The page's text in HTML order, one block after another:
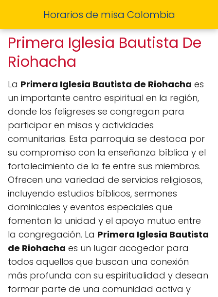
Horarios de misa Colombia
Primera Iglesia Bautista De
Riohacha
La Primera Iglesia Bautista de Riohacha es
un importante centro espiritual en la región,
donde los feligreses se congregan para
participar en misas y actividades
comunitarias. Esta parroquia se destaca por
su compromiso con la enseñanza bíblica y el
fortalecimiento de la fe entre sus miembros.
Ofrecen una variedad de servicios religiosos,
incluyendo estudios bíblicos, sermones
dominicales y eventos especiales que
fomentan la unidad y el apoyo mutuo entre
la congregación. La Primera Iglesia Bautista
de Riohacha es un lugar acogedor para
todos aquellos que buscan una conexión
más profunda con su espiritualidad y desean
formar parte de una comunidad activa y